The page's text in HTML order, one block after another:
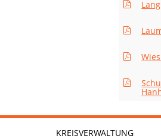
KREISVERWALTUNG